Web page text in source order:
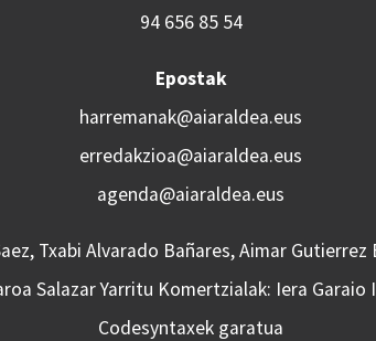
94 656 85 54
Epostak
harremanak@aiaraldea.eus
erredakzioa@aiaraldea.eus
agenda@aiaraldea.eus
Txabi Alvarado Bañares, Aimar
Salazar Yarritu Komertzialak: Iera
Codesyntaxek garatua